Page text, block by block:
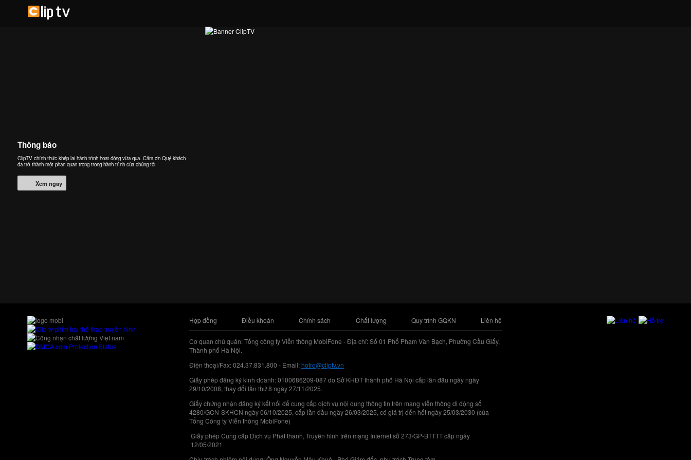
Thông báo
ClipTV chính thức khép lại hành trình hoạt động vừa qua. Cảm ơn Quý khách
đã trở thành một phần quan trọng trong hành trình của chúng tôi.
Xem ngay
Hợp đồng Điều khoản Chính sách Chất lượng Quy trình GQKN Liên hệ
Cơ quan chủ quản: Tổng công ty Viễn thông MobiFone - Địa chỉ: Số 01 Phố Phạm Văn Bạch, Phường Cầu Giấy,
Thành phố Hà Nội.
Điện thoại/Fax: 024.37.831.800 - Email:hotro@cliptv.vn
Giấy phép đăng ký kinh doanh: 0100686209-087 do Sở KHĐT thành phố Hà Nội cấp lần đầu ngày ngày
29/10/2008, thay đổi lần thứ 8 ngày 27/11/2025.
Giấy chứng nhận đăng ký kết nối để cung cấp dịch vụ nội dung thông tin trên mạng viễn thông di động số
4280/GCN-SKHCN ngày 06/10/2025, cấp lần đầu ngày 26/03/2025, có giá trị đến hết ngày 25/03/2030 (của
Tổng Công ty Viễn thông MobiFone)
Giấy phép Cung cấp Dịch vụ Phát thanh, Truyền hình trên mạng Internet số 273/GP-BTTTT cấp ngày
12/05/2021